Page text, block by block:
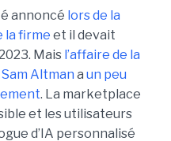
annoncé lors de la
la firme et il devait
Mais l’affaire de la
Altman a un peu
. La marketplace
et les utilisateurs
d’IA personnalisé